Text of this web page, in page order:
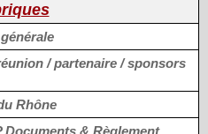
/ partenaire / sponsors
Rhône
Documents & Règlement